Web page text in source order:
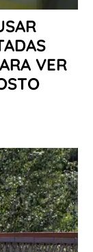
VER